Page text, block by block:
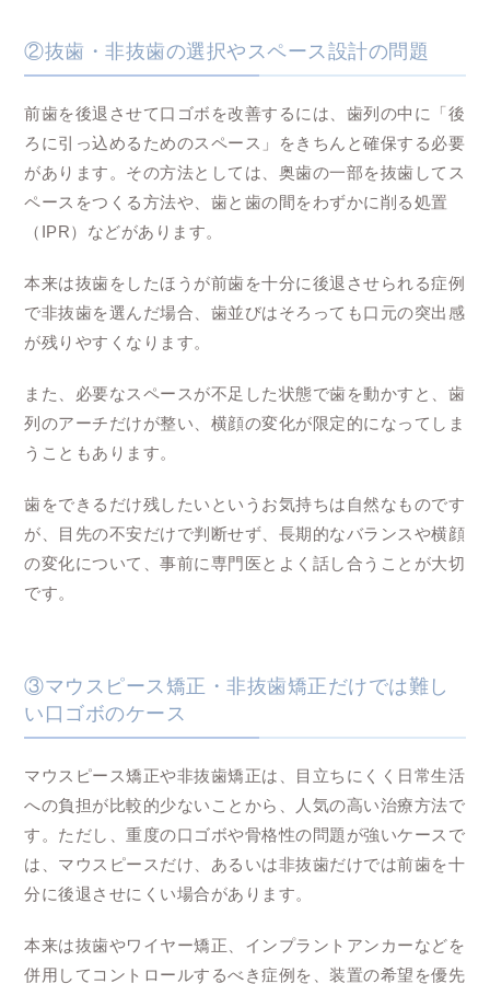
②抜歯・非抜歯の選択やスペース設計の問題
前歯を後退させて口ゴボを改善するには、歯列の中に「後
ろに引っ込めるためのスペース」をきちんと確保する必要
があります。その方法としては、奥歯の一部を抜歯してス
ペースをつくる方法や、歯と歯の間をわずかに削る処置
（IPR）などがあります。
本来は抜歯をしたほうが前歯を十分に後退させられる症例
で非抜歯を選んだ場合、歯並びはそろっても口元の突出感
が残りやすくなります。
また、必要なスペースが不足した状態で歯を動かすと、歯
列のアーチだけが整い、横顔の変化が限定的になってしま
うこともあります。
歯をできるだけ残したいというお気持ちは自然なものです
が、目先の不安だけで判断せず、長期的なバランスや横顔
の変化について、事前に専門医とよく話し合うことが大切
です。
③マウスピース矯正・非抜歯矯正だけでは難し
い口ゴボのケース
マウスピース矯正や非抜歯矯正は、目立ちにくく日常生活
への負担が比較的少ないことから、人気の高い治療方法で
す。ただし、重度の口ゴボや骨格性の問題が強いケースで
は、マウスピースだけ、あるいは非抜歯だけでは前歯を十
分に後退させにくい場合があります。
本来は抜歯やワイヤー矯正、インプラントアンカーなどを
併用してコントロールするべき症例を、装置の希望を優先